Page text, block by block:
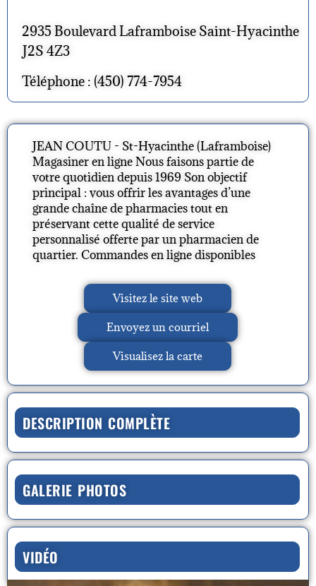
2935 Boulevard Laframboise Saint-Hyacinthe
J2S 4Z3
Téléphone : (450) 774-7954
JEAN COUTU - St-Hyacinthe (Laframboise)
Magasiner en ligne Nous faisons partie de
votre quotidien depuis 1969 Son objectif
principal : vous offrir les avantages d’une
grande chaîne de pharmacies tout en
préservant cette qualité de service
personnalisé offerte par un pharmacien de
quartier. Commandes en ligne disponibles
Visitez le site web
Envoyez un courriel
Visualisez la carte
DESCRIPTION COMPLÈTE
GALERIE PHOTOS
VIDÉO